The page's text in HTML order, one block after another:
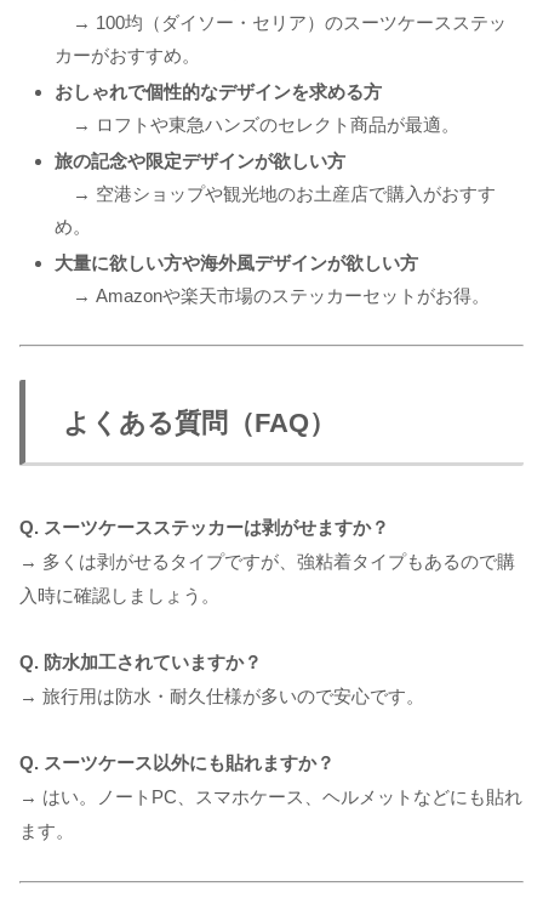
→ 100均（ダイソー・セリア）のスーツケースステッ
カーがおすすめ。
おしゃれで個性的なデザインを求める方
→ ロフトや東急ハンズのセレクト商品が最適。
旅の記念や限定デザインが欲しい方
→ 空港ショップや観光地のお土産店で購入がおすす
め。
大量に欲しい方や海外風デザインが欲しい方
→ Amazonや楽天市場のステッカーセットがお得。
よくある質問（FAQ）
Q. スーツケースステッカーは剥がせますか？
→ 多くは剥がせるタイプですが、強粘着タイプもあるので購
入時に確認しましょう。
Q. 防水加工されていますか？
→ 旅行用は防水・耐久仕様が多いので安心です。
Q. スーツケース以外にも貼れますか？
→ はい。ノートPC、スマホケース、ヘルメットなどにも貼れ
ます。